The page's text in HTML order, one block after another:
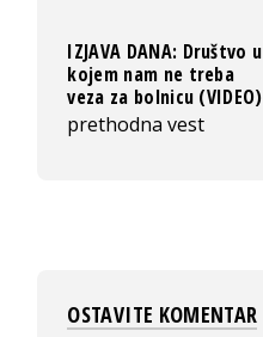
IZJAVA DANA: Društvo u
kojem nam ne treba
veza za bolnicu (VIDEO)
prethodna vest
OSTAVITE KOMENTAR